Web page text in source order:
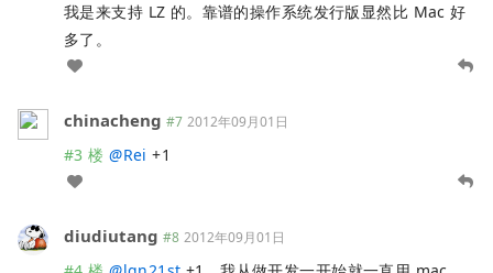
我是来支持 LZ 的。靠谱的操作系统发行版显然比 Mac 好
多了。
chinacheng #7 2012年09月01日
#3 楼 @Rei +1
diudiutang #8 2012年09月01日